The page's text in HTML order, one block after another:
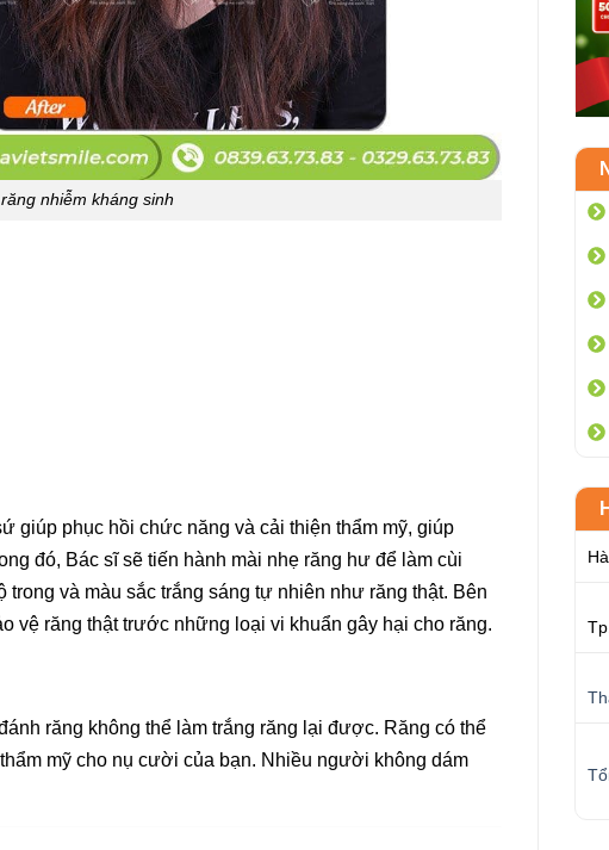
nhiễm kháng sinh
giúp phục hồi chức năng và cải thiện thẩm mỹ, giúp
đó, Bác sĩ sẽ tiến hành mài nhẹ răng hư để làm cùi
và màu sắc trắng sáng tự nhiên như răng thật. Bên
vệ răng thật trước những loại vi khuẩn gây hại cho răng.
răng không thể làm trắng răng lại được. Răng có thể
mỹ cho nụ cười của bạn. Nhiều người không dám